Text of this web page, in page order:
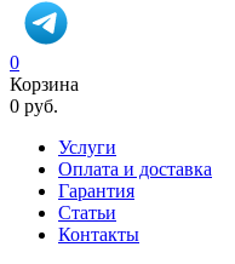
0
Корзина
0 руб.
Услуги
Оплата и доставка
Гарантия
Статьи
Контакты